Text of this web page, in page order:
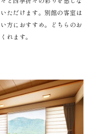
ただけます。別館の客室は
方におすすめ。どちらのお
れます。